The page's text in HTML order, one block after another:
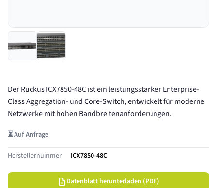
Der Ruckus ICX7850-48C ist ein leistungsstarker Enterprise-
Class Aggregation- und Core-Switch, entwickelt für moderne
Netzwerke mit hohen Bandbreitenanforderungen.
⏳ Auf Anfrage
Herstellernummer ICX7850-48C
Datenblatt herunterladen (PDF)